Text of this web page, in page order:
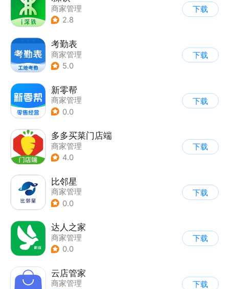
商家管理
2.8
下载
考勤表
商家管理
5.0
下载
新零帮
商家管理
0.0
下载
多多买菜门店端
商家管理
4.0
下载
比邻星
商家管理
0.0
下载
达人之家
商家管理
0.0
下载
云店管家
商家管理
下载